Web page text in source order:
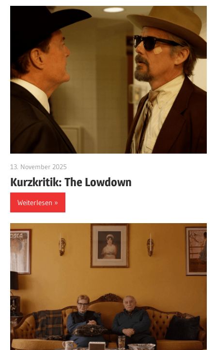
13. November 2025
Kurzkritik: The Lowdown
Weiterlesen